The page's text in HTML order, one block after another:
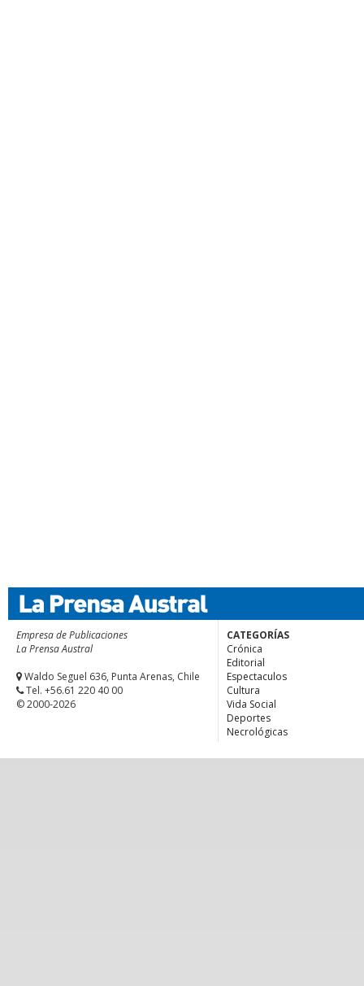
Empresa de Publicaciones
La Prensa Austral
Waldo Seguel 636, Punta Arenas, Chile
Tel. +56.61 220 40 00
© 2000-2026
CATEGORÍAS
Crónica
Editorial
Espectaculos
Cultura
Vida Social
Deportes
Necrológicas